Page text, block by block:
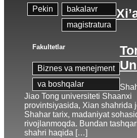
Pekin
bakalavr
magistratura
Fakultetlar
Biznes va menejment
va boshqalar
Jiao Tong universiteti Shaanxi
provintsiyasida, Xian shahrida
Shahar tarix, madaniyat
rivojlanmoqda. Bundan
shahri haqida […]